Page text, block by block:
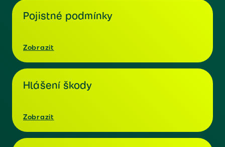
Pojistné podmínky
Zobrazit
Hlášení škody
Zobrazit